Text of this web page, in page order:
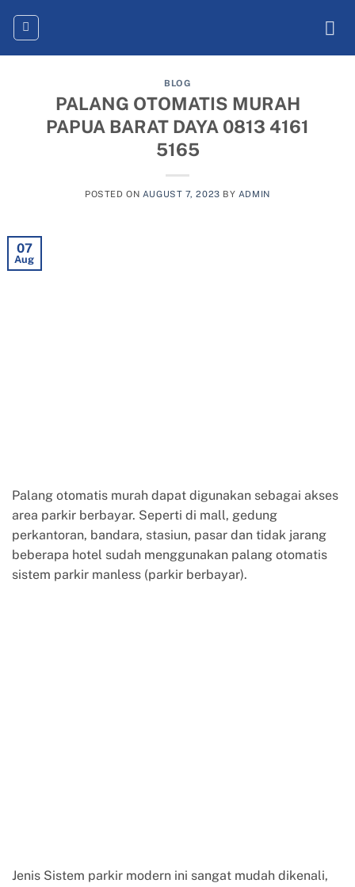
BLOG
PALANG OTOMATIS MURAH
PAPUA BARAT DAYA 0813 4161
5165
POSTED ON AUGUST 7, 2023 BY ADMIN
07
Aug
Palang otomatis murah dapat digunakan sebagai akses
area parkir berbayar. Seperti di mall, gedung
perkantoran, bandara, stasiun, pasar dan tidak jarang
beberapa hotel sudah menggunakan palang otomatis
sistem parkir manless (parkir berbayar).
Jenis Sistem parkir modern ini sangat mudah dikenali,